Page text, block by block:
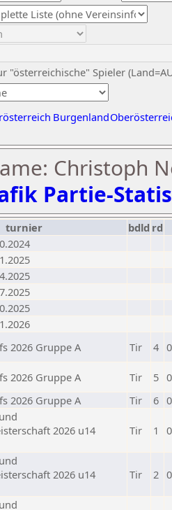
"österreichische" Spieler
Burgenland
Christoph
Partie-
turnier bdld rd
2026 Gruppe A Tir 4
2026 Gruppe A Tir 5
2026 Gruppe A Tir 6
2026 u14
Tir 1
2026 u14
Tir 2